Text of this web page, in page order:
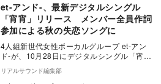
et-アンド-、最新デジタルシングル
「宵宵」リリース メンバー全員作詞
参加による秋の失恋ソングに
4人組新世代女性ボーカルグループ et-アン
ド-が、10月28日にデジタルシングル「宵
宵」（読み：よいよい）をリリースする。
…
リアルサウンド編集部